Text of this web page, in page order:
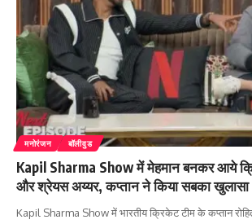
मनोरंजन बॉलीवुड
Kapil Sharma Show में मेहमान बनकर आये
और श्रेयस अय्यर, कप्तान ने किया सबका खुलासा
Kapil Sharma Show में भारतीय क्रिकेट टीम के कप्तान